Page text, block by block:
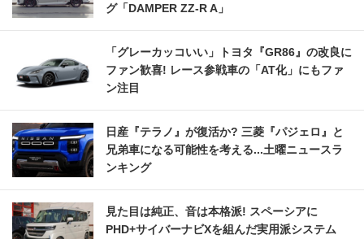
グ「DAMPER ZZ-R A」
「グレーカッコいい」トヨタ『GR86』の改良に
ファン歓喜! レース参戦車の「AT化」にもファ
ン注目
日産『テラノ』が復活か? 三菱『パジェロ』と
兄弟車になる可能性を考える...土曜ニュースラ
ンキング
見た目は純正、音は本格派! スペーシアに
PHD+サイバーナビXを組んだ実用派システム